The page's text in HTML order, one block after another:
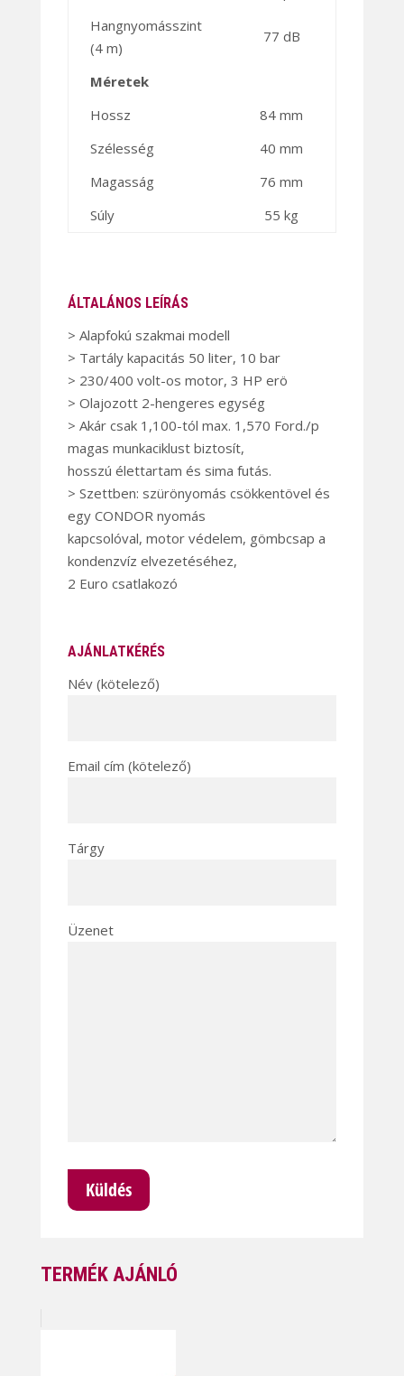
Hangnyomásszint
(4 m)
77 dB
Méretek
Hossz
84 mm
Szélesség
40 mm
Magasság
76 mm
Súly
55 kg
ÁLTALÁNOS LEÍRÁS
> Alapfokú szakmai modell
> Tartály kapacitás 50 liter, 10 bar
> 230/400 volt-os motor, 3 HP erö
> Olajozott 2-hengeres egység
> Akár csak 1,100-tól max. 1,570 Ford./p
magas munkaciklust biztosít,
hosszú élettartam és sima futás.
> Szettben: szürönyomás csökkentövel és
egy CONDOR nyomás
kapcsolóval, motor védelem, gömbcsap a
kondenzvíz elvezetéséhez,
2 Euro csatlakozó
AJÁNLATKÉRÉS
Név (kötelező)
Email cím (kötelező)
Tárgy
Üzenet
TERMÉK AJÁNLÓ